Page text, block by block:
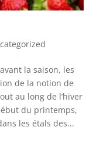
la saison, les
de la notion de
au long de l’hiver
du printemps,
les étals des...